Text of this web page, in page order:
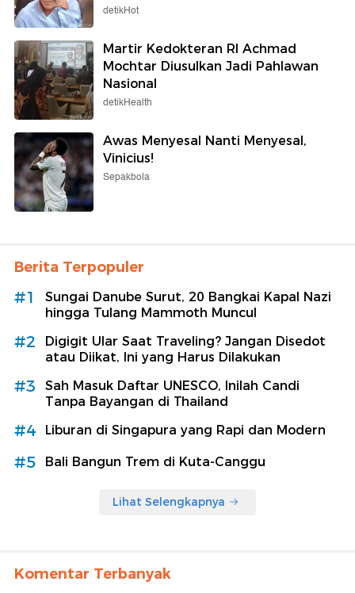
detikHot
Martir Kedokteran RI Achmad
Mochtar Diusulkan Jadi Pahlawan
Nasional
detikHealth
Awas Menyesal Nanti Menyesal,
Vinicius!
Sepakbola
Berita Terpopuler
#1
Sungai Danube Surut, 20 Bangkai Kapal Nazi
hingga Tulang Mammoth Muncul
#2
Digigit Ular Saat Traveling? Jangan Disedot
atau Diikat, Ini yang Harus Dilakukan
#3
Sah Masuk Daftar UNESCO, Inilah Candi
Tanpa Bayangan di Thailand
#4 Liburan di Singapura yang Rapi dan Modern
#5 Bali Bangun Trem di Kuta-Canggu
Lihat Selengkapnya
Komentar Terbanyak